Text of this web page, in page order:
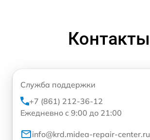
Контакты
Служба поддержки
+7 (861) 212-36-12
Ежедневно с 9:00 до 21:00
info@krd.midea-repair-center.ru